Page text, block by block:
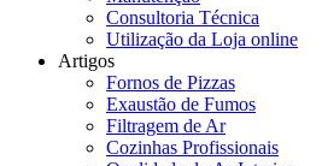
Consultoria Técnica
Utilização da Loja online
Artigos
Fornos de Pizzas
Exaustão de Fumos
Filtragem de Ar
Cozinhas Profissionais